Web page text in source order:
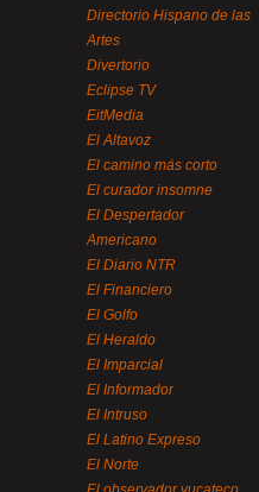
Directorio Hispano de las
Artes
Divertorio
Eclipse TV
EitMedia
El Altavoz
El camino más corto
El curador insomne
El Despertador
Americano
El Diario NTR
El Financiero
El Golfo
El Heraldo
El Imparcial
El Informador
El Intruso
El Latino Expreso
El Norte